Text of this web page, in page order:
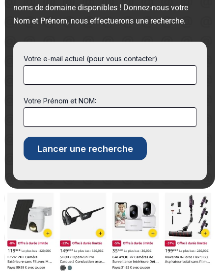
noms de domaine disponibles ! Donnez-nous votre
Nom et Prénom, nous effectuerons une recherche.
Votre e-mail actuel (pour vous contacter)
Votre Prénom et NOM: